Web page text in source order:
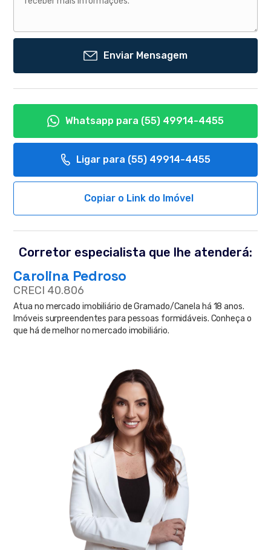
Enviar Mensagem
Whatsapp para (55) 49914-4455
Ligar para (55) 49914-4455
Copiar o Link do Imóvel
Corretor especialista que lhe atenderá:
Carolina Pedroso
CRECI 40.806
Atua no mercado imobiliário de Gramado/Canela há 18 anos.
Imóveis surpreendentes para pessoas formidáveis. Conheça o
que há de melhor no mercado imobiliário.